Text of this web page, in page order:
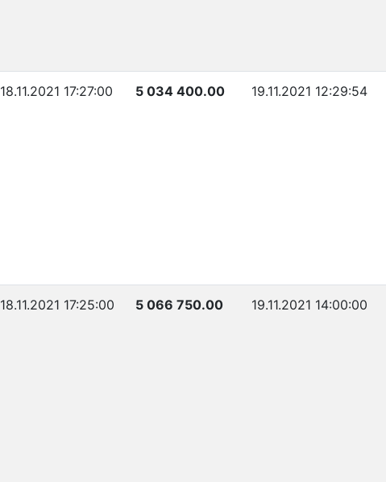
18.11.2021 17:27:00 5 034 400.00 19.11.2021 12:29:54
18.11.2021 17:25:00 5 066 750.00 19.11.2021 14:00:00